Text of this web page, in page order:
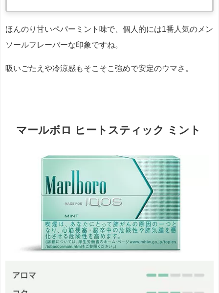
ほんのり甘いペパーミント味で、個人的には1番人気のメン
ソールフレーバーな印象ですね。
吸いごたえや冷涼感もそこそこ強めで安定のウマさ。
マールボロ ヒートスティック ミント